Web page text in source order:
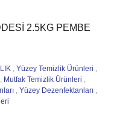
2.5KG PEMBE
,Yüzey Temizlik Ürünleri ,
, Mutfak Temizlik Ürünleri ,
,Yüzey Dezenfektanları ,